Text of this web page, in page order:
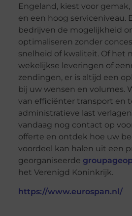
Engeland, kiest voor
en een hoog serviceniveau.
bedrijven de mogelijkheid
optimaliseren zonder
snelheid of kwaliteit. Of het
wekelijkse leveringen of
zendingen, er is altijd een
bij uw wensen en volumes.
van efficiënter transport en
administratieve last
vandaag nog contact op
offerte en ontdek hoe uw
voordeel kan halen uit een
georganiseerde
het Verenigd Koninkrijk.
https://www.eurospan.nl/